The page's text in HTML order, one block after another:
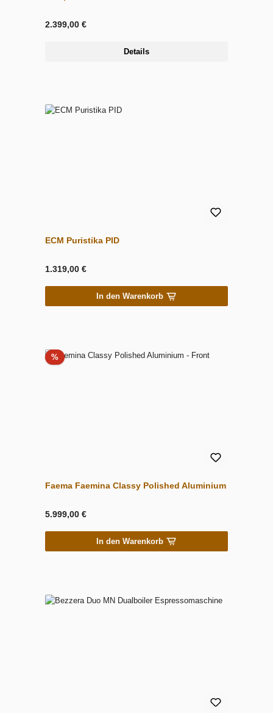
2.399,00 €
Details
ECM Puristika PID
1.319,00 €
In den Warenkorb
%Rabatt
Faema Faemina Classy Polished Aluminium
5.999,00 €
In den Warenkorb